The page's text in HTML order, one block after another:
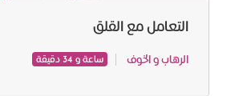
التعامل مع القلق
الرهاب و الخوف ساعة و 34 دقيقة